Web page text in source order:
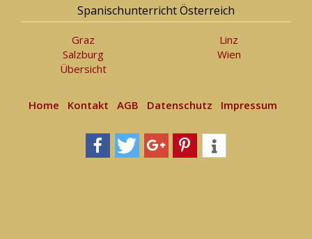
Spanischunterricht Österreich
Graz
Linz
Salzburg
Wien
Übersicht
Home Kontakt AGB Datenschutz Impressum